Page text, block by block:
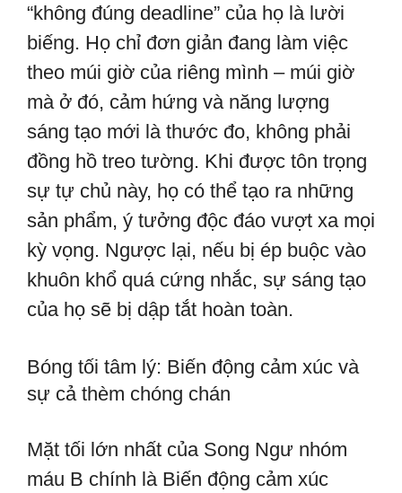
“không đúng deadline” của họ là lười
biếng. Họ chỉ đơn giản đang làm việc
theo múi giờ của riêng mình – múi giờ
mà ở đó, cảm hứng và năng lượng
sáng tạo mới là thước đo, không phải
đồng hồ treo tường. Khi được tôn trọng
sự tự chủ này, họ có thể tạo ra những
sản phẩm, ý tưởng độc đáo vượt xa mọi
kỳ vọng. Ngược lại, nếu bị ép buộc vào
khuôn khổ quá cứng nhắc, sự sáng tạo
của họ sẽ bị dập tắt hoàn toàn.
Bóng tối tâm lý: Biến động cảm xúc và
sự cả thèm chóng chán
Mặt tối lớn nhất của Song Ngư nhóm
máu B chính là Biến động cảm xúc